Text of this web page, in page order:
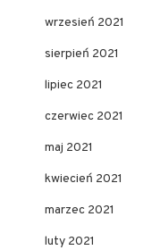
wrzesień 2021
sierpień 2021
lipiec 2021
czerwiec 2021
maj 2021
kwiecień 2021
marzec 2021
luty 2021